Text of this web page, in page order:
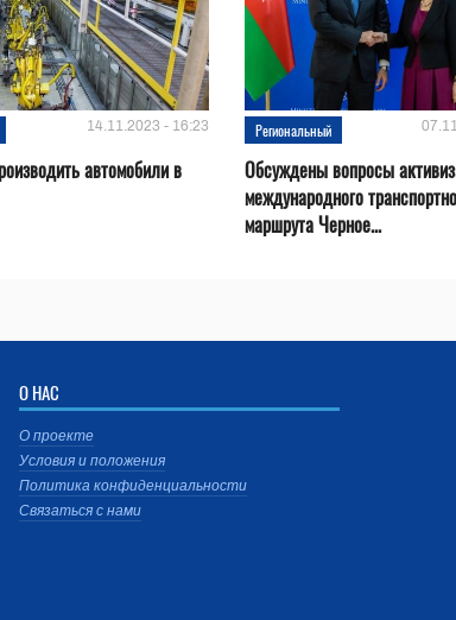
14.11.2023 - 16:23
автомобили в
Региональный
Обсуждены вопросы
международного
маршрута Черное...
О НАС
О проекте
Условия и положения
Политика конфиденциальности
Связаться с нами